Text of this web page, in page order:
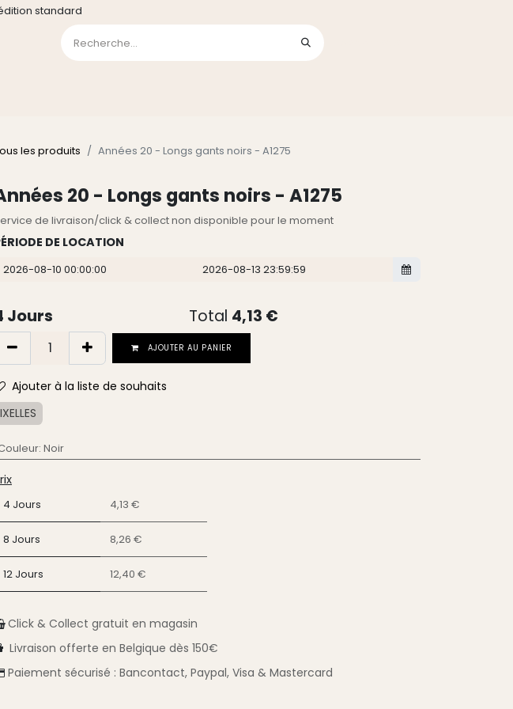
standard
les produits Années 20 - Longs gants noirs - A1275
20 - Longs gants noirs - A1275
de livraison/click & collect non disponible pour le moment
DE LOCATION
Jours Total 4,13 €
AJOUTER AU PANIER
Ajouter à la liste de souhaits
IXELLES
: Noir
4 Jours 4,13 €
8 Jours 8,26 €
12 Jours 12,40 €
Click & Collect gratuit en magasin
Livraison offerte en Belgique dès 150€
Paiement sécurisé : Bancontact, Paypal, Visa & Mastercard